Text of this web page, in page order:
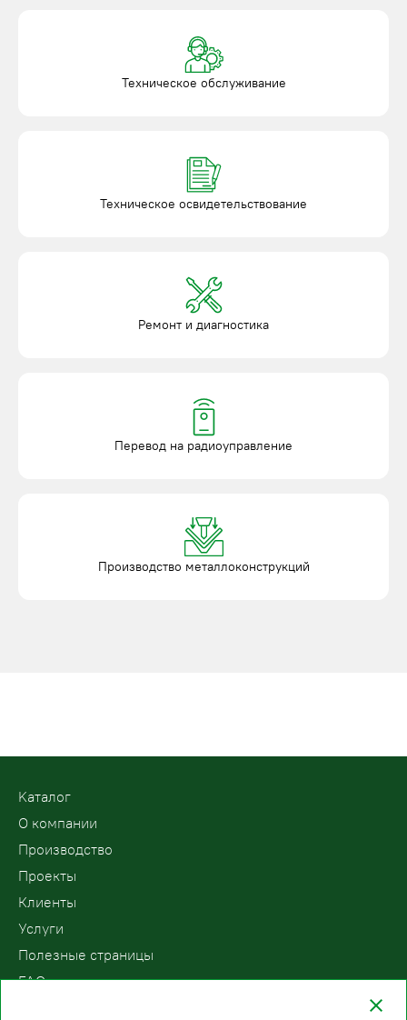
Техническое обслуживание
Техническое освидетельствование
Ремонт и диагностика
Перевод на радиоуправление
Производство металлоконструкций
Kаталог
О компании
Производство
Проекты
Клиенты
Услуги
Полезные страницы
FAQ